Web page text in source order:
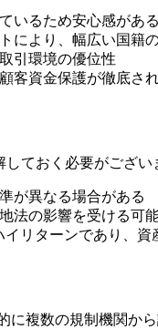
いるため安心感がある
により、幅広い国籍
引環境の優位性
客資金保護が徹底さ
ておく必要がござい
が異なる場合がある
法の影響を受ける可
リターンであり、資
に複数の規制機関か